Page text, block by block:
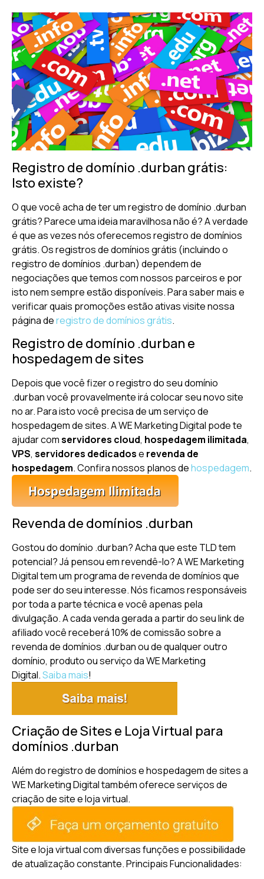
Registro de domínio .durban grátis:
Isto existe?
O que você acha de ter um registro de domínio .durban
grátis? Parece uma ideia maravilhosa não é? A verdade
é que as vezes nós oferecemos registro de domínios
grátis. Os registros de domínios grátis (incluindo o
registro de domínios .durban) dependem de
negociações que temos com nossos parceiros e por
isto nem sempre estão disponíveis. Para saber mais e
verificar quais promoções estão ativas visite nossa
página deregistro de domínios grátis.
Registro de domínio .durban e
hospedagem de sites
Depois que você fizer o registro do seu domínio
.durban você provavelmente irá colocar seu novo site
no ar. Para isto você precisa de um serviço de
hospedagem de sites. A WE Marketing Digital pode te
ajudar comservidores cloud, hospedagem ilimitada,
VPS, servidores dedicadose revenda de
hospedagem. Confira nossos planos dehospedagem.
Revenda de domínios .durban
Gostou do domínio .durban? Acha que este TLD tem
potencial? Já pensou em revendê-lo? A WE Marketing
Digital tem um programa de revenda de domínios que
pode ser do seu interesse. Nós ficamos responsáveis
por toda a parte técnica e você apenas pela
divulgação. A cada venda gerada a partir do seu link de
afiliado você receberá 10% de comissão sobre a
revenda de domínios .durban ou de qualquer outro
domínio, produto ou serviço da WE Marketing
Digital.Saiba mais!
Criação de Sites e Loja Virtual para
domínios .durban
Além do registro de domínios e hospedagem de sites a
WE Marketing Digital também oferece serviços de
criação de site e loja virtual.
Site e loja virtual com diversas funções e possibilidade
de atualização constante.Principais Funcionalidades: